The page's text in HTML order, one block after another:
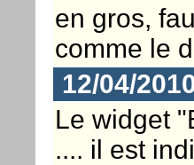
en gros,
comme le
12/04/
Le widget
.... il est